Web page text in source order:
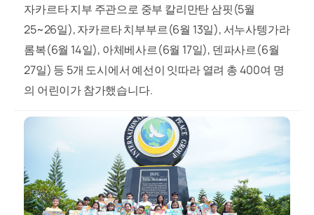
자카르타 지부 주관으로 중부 칼리만탄 삼핏(5월
25~26일), 자카르타 치부부르(6월 13일), 서누사텡가라
롬복(6월 14일), 아체베사르(6월 17일), 덴파사르(6월
27일) 등 5개 도시에서 예선이 잇따라 열려 총 400여 명
의 어린이가 참가했습니다.